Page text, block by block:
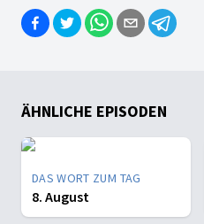
ÄHNLICHE EPISODEN
DAS WORT ZUM TAG
8. August